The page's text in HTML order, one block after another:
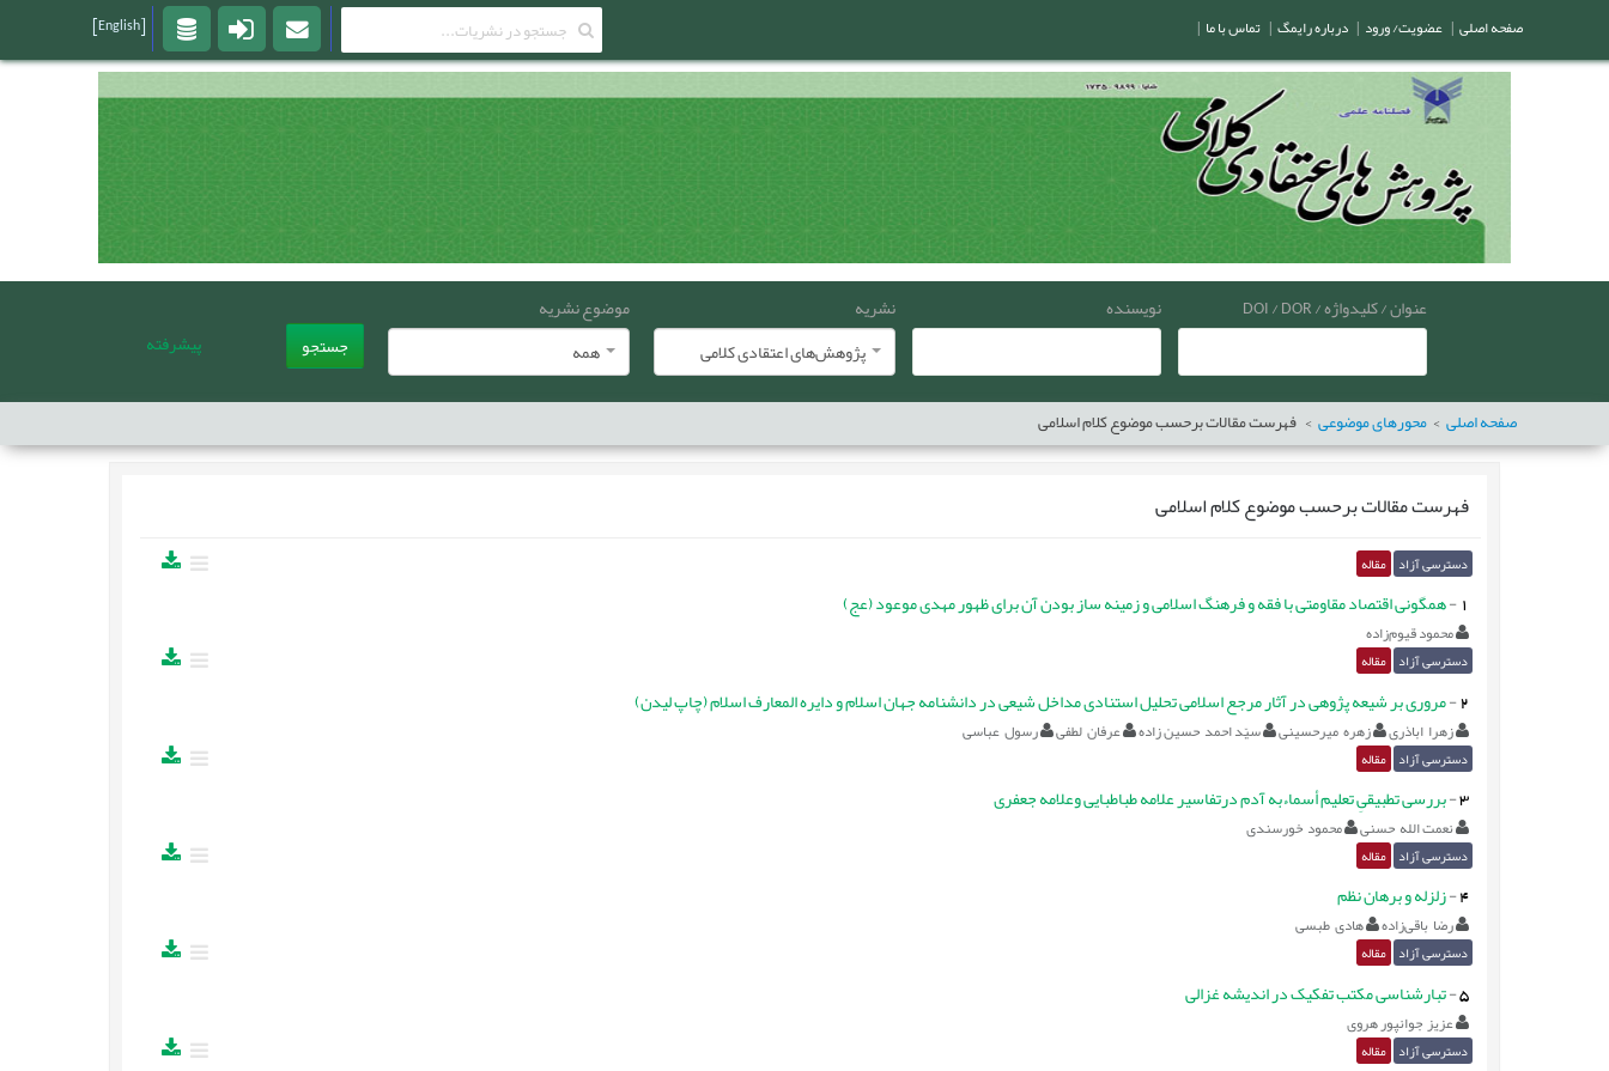
عنوان / کلیدواژه / DOI / DOR نویسنده
نشریه
پژوهش‌های اعتقادی کلامی
موضوع نشریه
همه
جستجو پیشرفته
صفحه اصلی محورهای موضوعی فهرست مقالات برحسب موضوعکلام اسلامی
فهرست مقالات برحسب موضوعکلام اسلامی
دسترسی آزاد مقاله
1
-همگونی اقتصاد مقاومتی با فقه و فرهنگ اسلامی و زمینه ساز بودن آن برای ظهور مهدی موعود (عج)
محمود قیوم‌زاده
دسترسی آزاد مقاله
2
-مروری بر شیعه پژوهی در آثار مرجع اسلامی تحلیل استنادی مداخل شیعی در دانشنامه جهان اسلام و دایره المعارف اسلام (چاپ لیدن)
زهرا اباذری زهره میرحسینی سیّد احمد حسین زاده عرفان لطفی رسول عباسی
دسترسی آزاد مقاله
3
-بررسی تطبیقیِ تعلیم أسماءبه آدم درتفاسیر علامه طباطبایی وعلامه جعفری
نعمت الله حسنی محمود خورسندی
دسترسی آزاد مقاله
4
-زلزله و برهان نظم
رضا باقی‌زاده هادی طبسی
دسترسی آزاد مقاله
5
-تبارشناسی مکتب تفکیک در اندیشه غزالی
عزیز جوانپور هروی
دسترسی آزاد مقاله
صفحه اصلی | عضویت/ ورود | درباره رایمگ | تماس با ما |
[English]